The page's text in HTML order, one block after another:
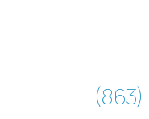
(863)